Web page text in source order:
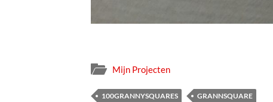
Mijn Projecten
100GRANNYSQUARES GRANNSQUARE